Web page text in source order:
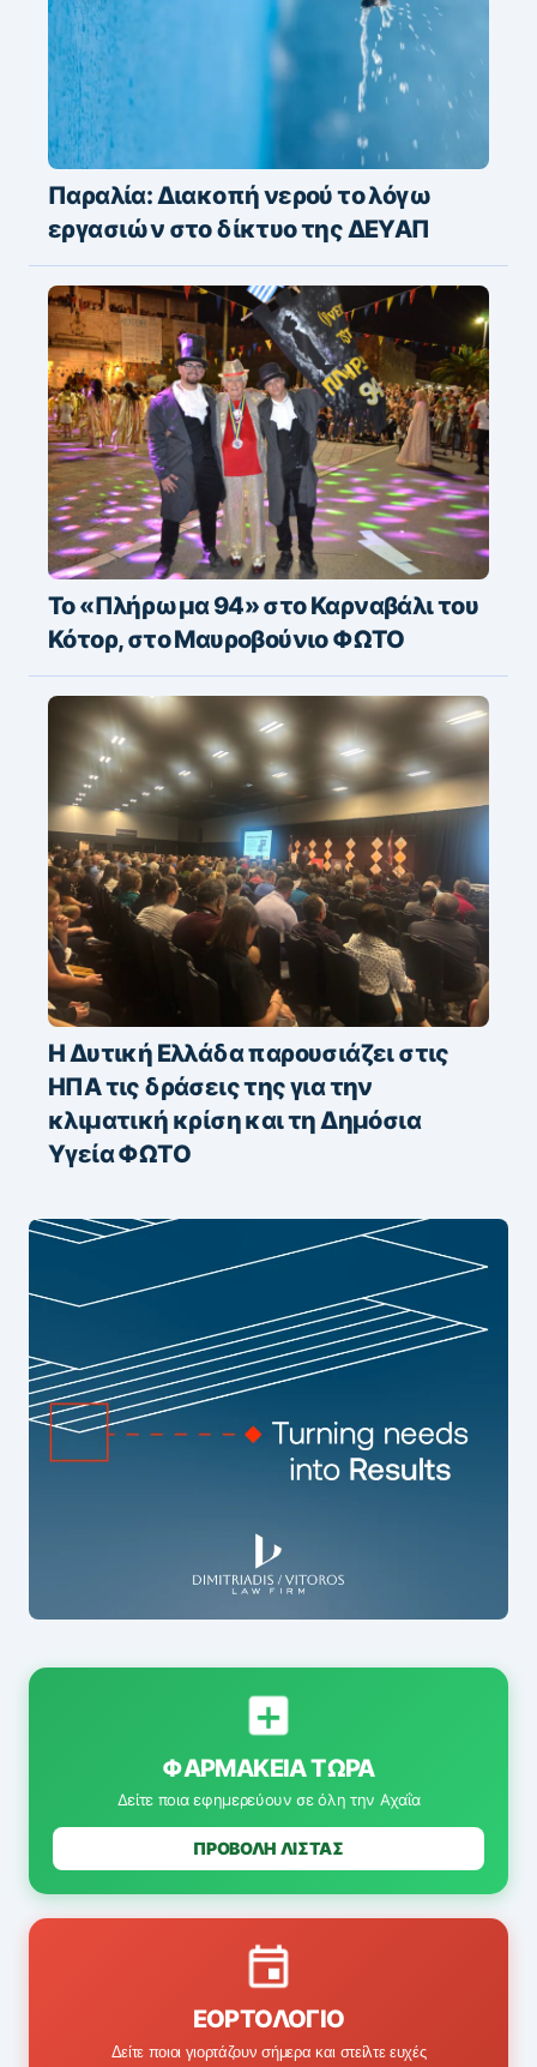
Παραλία: Διακοπή νερού το λόγω
εργασιών στο δίκτυο της ΔΕΥΑΠ
Το «Πλήρωμα 94» στο Καρναβάλι του
Κότορ, στο Μαυροβούνιο ΦΩΤΟ
Η Δυτική Ελλάδα παρουσιάζει στις
ΗΠΑ τις δράσεις της για την
κλιματική κρίση και τη Δημόσια
Υγεία ΦΩΤΟ
ΦΑΡΜΑΚΕΊΑ ΤΏΡΑ
Δείτε ποια εφημερεύουν σε όλη την Αχαΐα
ΠΡΟΒΟΛΗ ΛΙΣΤΑΣ
ΕΟΡΤΟΛΌΓΙΟ
Δείτε ποιοι γιορτάζουν σήμερα και στείλτε ευχές